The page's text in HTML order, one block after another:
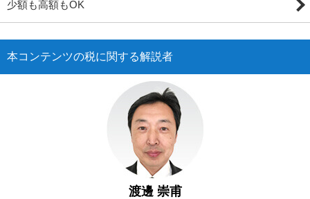
少額も高額もOK
本コンテンツの税に関する解説者
渡邊 崇甫